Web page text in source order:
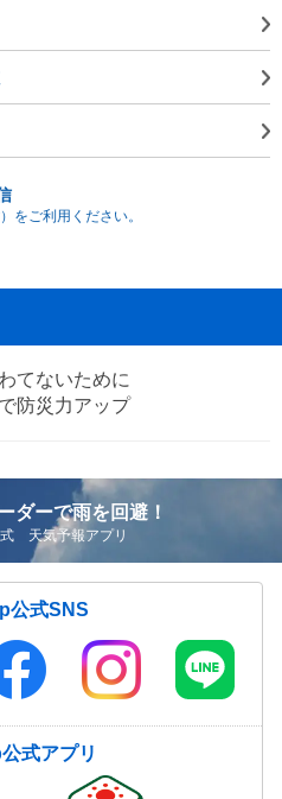
をご利用ください。
てないために
防災力アップ
ダーで雨を回避！
天気予報アプリ
公式SNS
式アプリ